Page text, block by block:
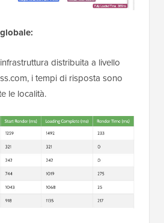
distribuita a livello
i tempi di risposta sono
le località.